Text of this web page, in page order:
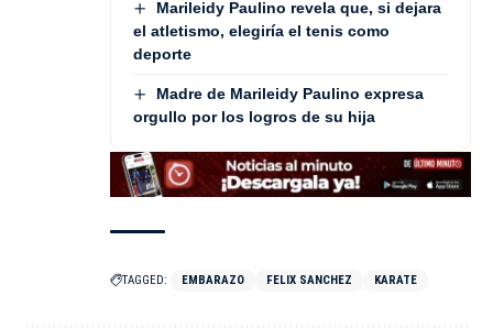
Marileidy Paulino revela que, si dejara
el atletismo, elegiría el tenis como
deporte
Madre de Marileidy Paulino expresa
orgullo por los logros de su hija
TAGGED: EMBARAZO FELIX SANCHEZ KARATE